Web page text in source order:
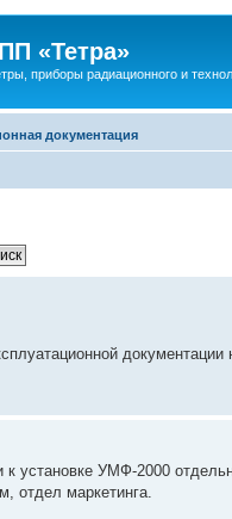
«Тетра»
приборы радиационного и
документация
к установке УМФ-2000
отдел маркетинга.